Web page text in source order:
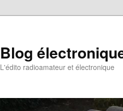
Blog
L'édito radioamateur et électronique